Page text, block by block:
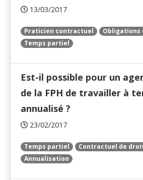
13/03/2017
Praticien contractuel
Obligations
Temps partiel
Est-il possible pour un
de la FPH de travailler à
annualisé ?
23/02/2017
Temps partiel
Contractuel de
Annualisation